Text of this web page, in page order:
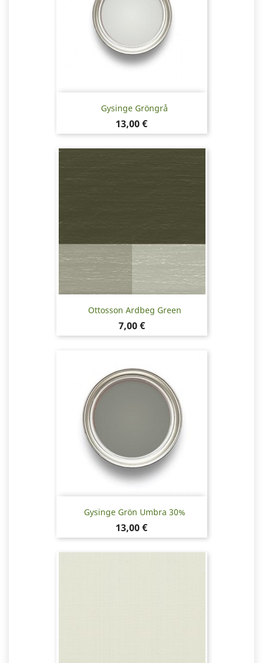
Gysinge Gröngrå
Pris
13,00 €
Ottosson Ardbeg Green
Pris
7,00 €
Gysinge Grön Umbra 30%
Pris
13,00 €